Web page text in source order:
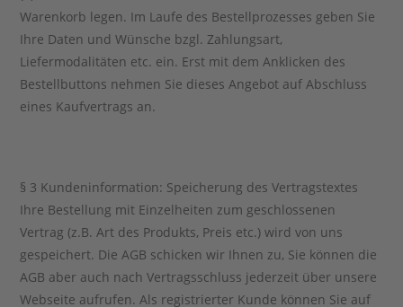
Warenkorb legen. Im Laufe des Bestellprozesses geben Sie
Ihre Daten und Wünsche bzgl. Zahlungsart,
Liefermodalitäten etc. ein. Erst mit dem Anklicken des
Bestellbuttons nehmen Sie dieses Angebot auf Abschluss
eines Kaufvertrags an.
§ 3 Kundeninformation: Speicherung des Vertragstextes
Ihre Bestellung mit Einzelheiten zum geschlossenen
Vertrag (z.B. Art des Produkts, Preis etc.) wird von uns
gespeichert. Die AGB schicken wir Ihnen zu, Sie können die
AGB aber auch nach Vertragsschluss jederzeit über unsere
Webseite aufrufen. Als registrierter Kunde können Sie auf